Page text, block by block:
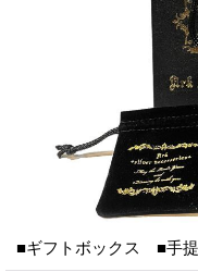
■ギフトボックス ■手